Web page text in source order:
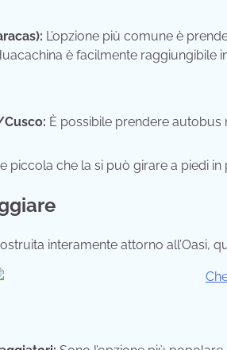
L’opzione più comune è
è facilmente raggiungibile
È possibile prendere
piccola che la si può girare a piedi in
interamente attorno all’Oasi,